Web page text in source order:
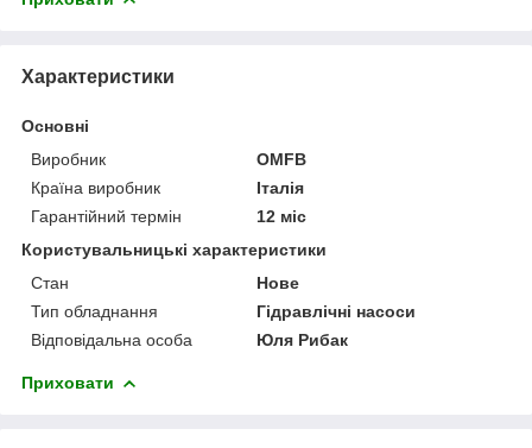
Характеристики
Основні
Виробник
OMFB
Країна виробник
Італія
Гарантійний термін
12 міс
Користувальницькі характеристики
Стан
Нове
Тип обладнання
Гідравлічні насоси
Відповідальна особа
Юля Рибак
Приховати